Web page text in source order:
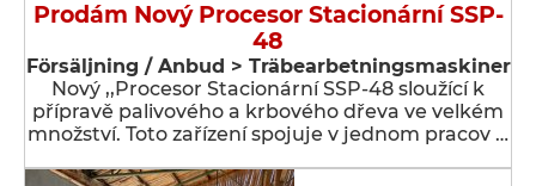
Prodám Nový Procesor Stacionární SSP-
48
Försäljning / Anbud > Träbearbetningsmaskiner
Nový ,,Procesor Stacionární SSP-48 sloužící k
přípravě palivového a krbového dřeva ve velkém
množství. Toto zařízení spojuje v jednom pracov …